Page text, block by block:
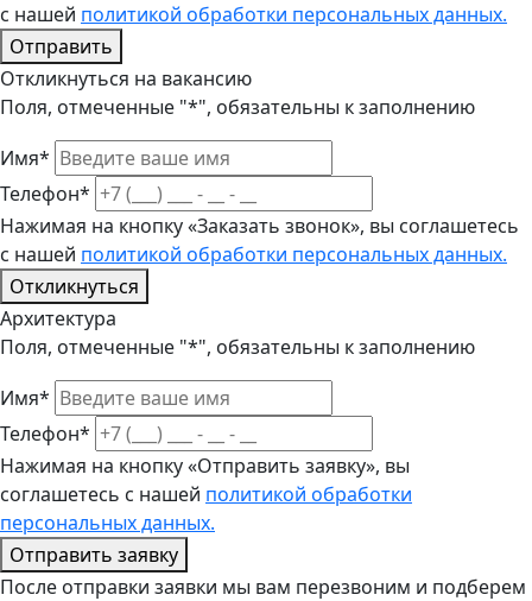
с нашей политикой обработки персональных данных.
Отправить
Откликнуться на вакансию
Поля, отмеченные "*", обязательны к заполнению
Имя*
Телефон*
Нажимая на кнопку «Заказать звонок», вы соглашетесь
с нашей политикой обработки персональных данных.
Откликнуться
Архитектура
Поля, отмеченные "*", обязательны к заполнению
Имя*
Телефон*
Нажимая на кнопку «Отправить заявку», вы
соглашетесь с нашей политикой обработки
персональных данных.
Отправить заявку
После отправки заявки мы вам перезвоним и подберем